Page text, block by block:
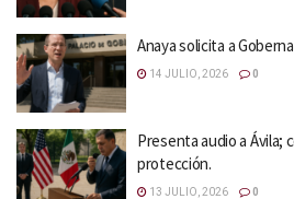
Anaya solicita a
14 JULIO, 2026 0
Presenta audio a Ávila;
protección.
13 JULIO, 2026 0